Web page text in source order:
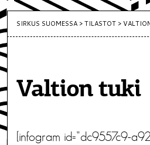
SIRKUS SUOMESSA >TILASTOT >
Valtion tuki
[infogram id=”dc9557c9-